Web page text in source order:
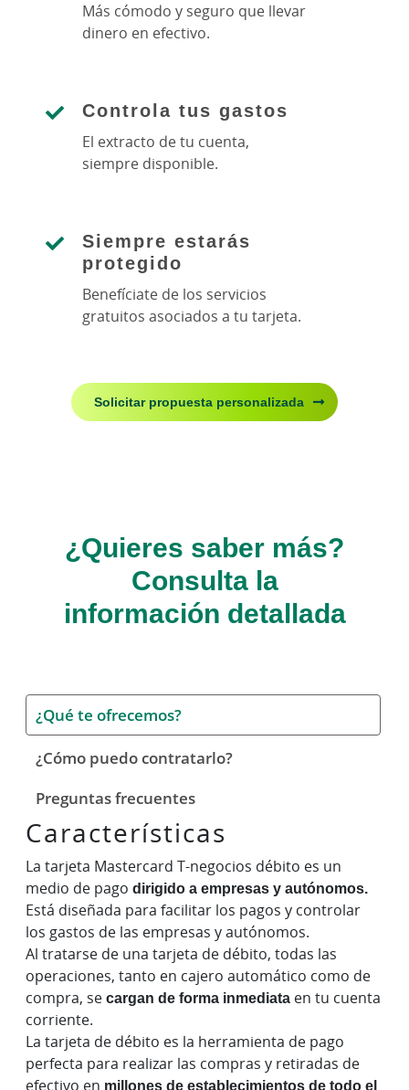
Más cómodo y seguro que llevar
dinero en efectivo.
Controla tus gastos
El extracto de tu cuenta,
siempre disponible.
Siempre estarás
protegido
Benefíciate de los servicios
gratuitos asociados a tu tarjeta.
Solicitar propuesta personalizada
¿Quieres saber más?
Consulta la
información detallada
¿Qué te ofrecemos?
¿Cómo puedo contratarlo?
Preguntas frecuentes
Características
La tarjeta Mastercard T-negocios débito es un
medio de pago dirigido a empresas y autónomos.
Está diseñada para facilitar los pagos y controlar
los gastos de las empresas y autónomos.
Al tratarse de una tarjeta de débito, todas las
operaciones, tanto en cajero automático como de
compra, secargan de forma inmediataen tu cuenta
corriente.
La tarjeta de débito es la herramienta de pago
perfecta para realizar las compras y retiradas de
efectivo en millones de establecimientos de todo el